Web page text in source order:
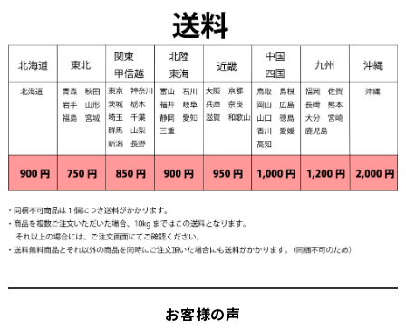
お客様の声